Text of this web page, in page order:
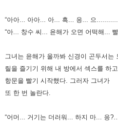
“아아... 아아... 아... 흑... 응... 으
“아... 창수 씨... 윤해가 오면 어떡해...
그녀는 윤해가 올까봐 신경이 곤두서는
릴을 즐기기 위해 내 방에서 섹스를 하
항문을 빨기 시작했다. 그러자 그녀가
또 한 번 놀란다.
“어머... 거기는 더러워... 하지 마... 응